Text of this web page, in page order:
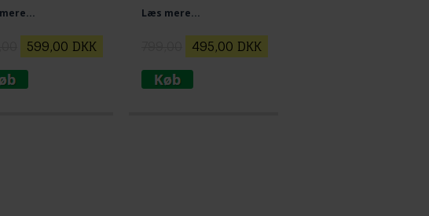
hængekøje.
belastning 200 kg.
er 370 cm
230 x 165 cm
599,00 DKK
Læs mere...
495,00 DKK